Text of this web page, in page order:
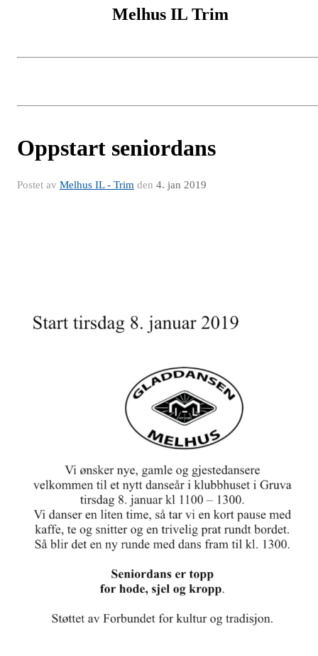
Melhus IL Trim
Oppstart seniordans
Postet av Melhus IL - Trim den 4. jan 2019